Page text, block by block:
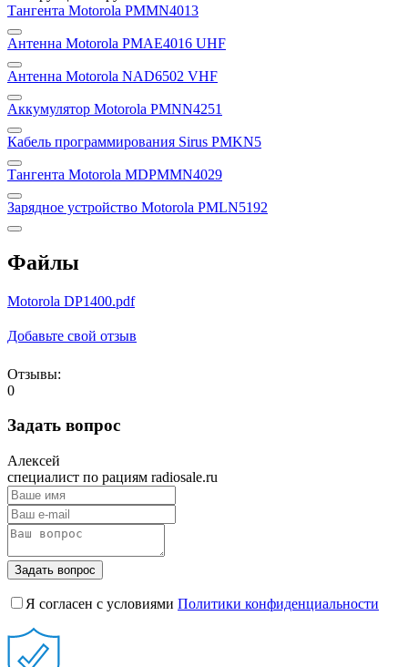
Тангента Motorola PMMN4013
Антенна Motorola PMAE4016 UHF
Антенна Motorola NAD6502 VHF
Аккумулятор Motorola PMNN4251
Кабель программирования Sirus PMKN5
Тангента Motorola MDPMMN4029
Зарядное устройство Motorola PMLN5192
Файлы
Motorola DP1400.pdf
Добавьте свой отзыв
Отзывы:
0
Задать вопрос
Алексей
специалист по рациям radiosale.ru
Задать вопрос
Я согласен с условиями Политики конфиденциальности